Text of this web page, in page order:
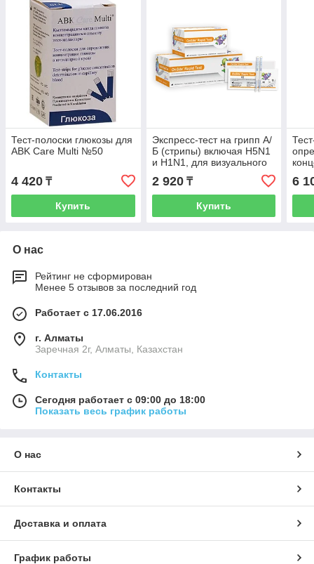
Тест-полоски глюкозы для
ABK Care Multi №50
4 420 ₸
Купить
Экспресс-тест на грипп А/
Б (стрипы) включая H5N1
и H1N1, для визуального
определения, в уп 25 штук
2 920₸
Купить
6
О нас
Рейтинг не сформирован
Менее 5 отзывов за последний год
Работает с 17.06.2016
г. Алматы
Заречная 2г, Алматы, Казахстан
Контакты
Сегодня работает с 09:00 до 18:00
Показать весь график работы
О нас
Контакты
Доставка и оплата
График работы